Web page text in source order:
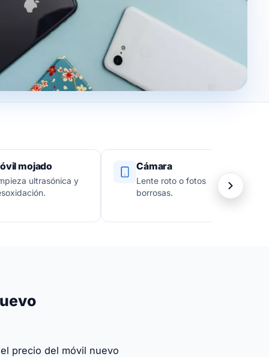
mojado
ultrasónica y
Cámara
Lente roto o fotos
borrosas.
precio del móvil nuevo